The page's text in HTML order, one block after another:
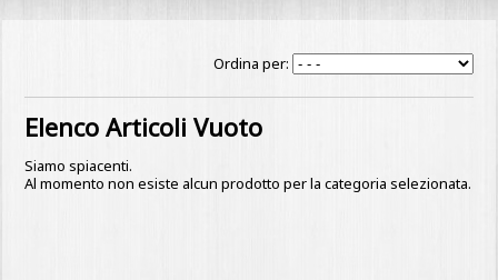
Ordina per:
Elenco Articoli Vuoto
Siamo spiacenti.
Al momento non esiste alcun prodotto per la categoria selezionata.